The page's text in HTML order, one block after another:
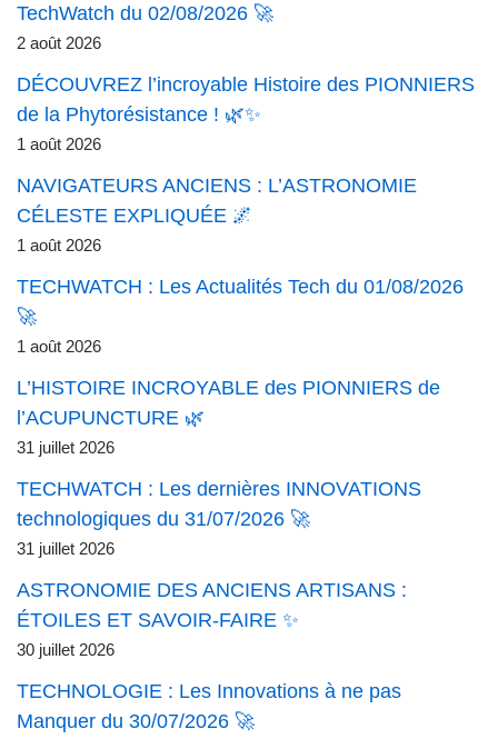
TechWatch du 02/08/2026 🚀
2 août 2026
DÉCOUVREZ l’incroyable Histoire des PIONNIERS
de la Phytorésistance ! 🌿✨
1 août 2026
NAVIGATEURS ANCIENS : L’ASTRONOMIE
CÉLESTE EXPLIQUÉE 🌌
1 août 2026
TECHWATCH : Les Actualités Tech du 01/08/2026
🚀
1 août 2026
L’HISTOIRE INCROYABLE des PIONNIERS de
l’ACUPUNCTURE 🌿
31 juillet 2026
TECHWATCH : Les dernières INNOVATIONS
technologiques du 31/07/2026 🚀
31 juillet 2026
ASTRONOMIE DES ANCIENS ARTISANS :
ÉTOILES ET SAVOIR-FAIRE ✨
30 juillet 2026
TECHNOLOGIE : Les Innovations à ne pas
Manquer du 30/07/2026 🚀